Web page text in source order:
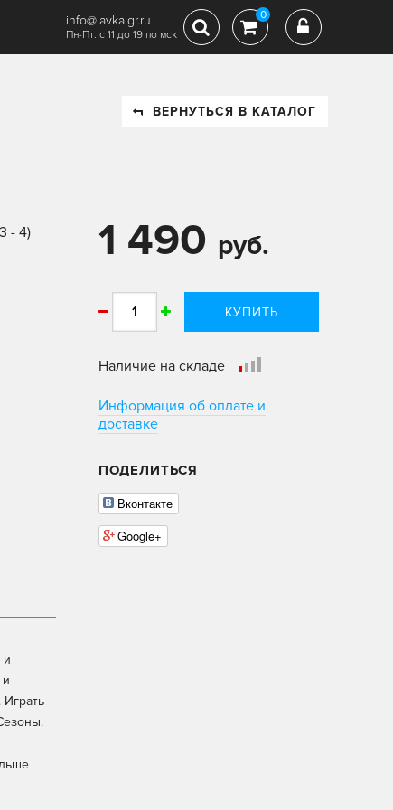
info@lavkaigr.ru
Пн-Пт: с 11 до 19 по мск
0
ВЕРНУТЬСЯ В КАТАЛОГ
- 4)
и
1 490 руб.
КУПИТЬ
Наличие на складе
Информация об оплате и
доставке
ПОДЕЛИТЬСЯ
Вконтакте
Google+